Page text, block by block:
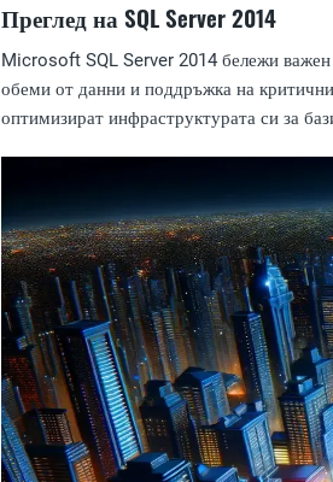
Преглед на SQL Server 2014
Microsoft SQL Server 2014 бележи важен
обеми от данни и поддръжка на
оптимизират инфраструктурата си за